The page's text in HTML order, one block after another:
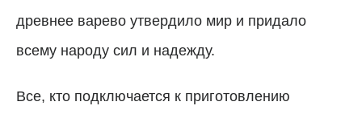
древнее варево утвердило мир и придало
всему народу сил и надежду.
Все, кто подключается к приготовлению